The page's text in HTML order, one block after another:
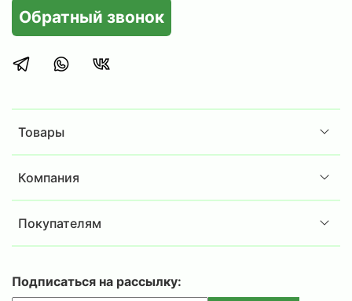
Товары
Компания
Покупателям
Обратный звонок
Подписаться на рассылку: